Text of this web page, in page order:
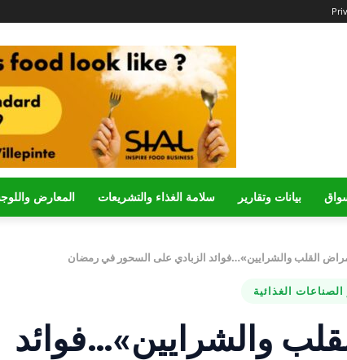
بيانات وتقارير سلامة الغذاء والتشريعات المعارض
القلب والشرايين»…فوائد الزبادي على السحور في رمضان
الصناعات الغذائية
والشرايين»…فوائد